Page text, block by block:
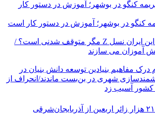
کنگو در بوشهر؛ آموزش در دستور کار است
سیلیکن ولیِ تهران؛ این ایران نسل Z مگر متوقف شدنی است؟ /
آموزان می سازند
درک مفاهیم بنیادین توسعه دانش بنیان در
شهری در بن‌بست ماندند/انحراف از